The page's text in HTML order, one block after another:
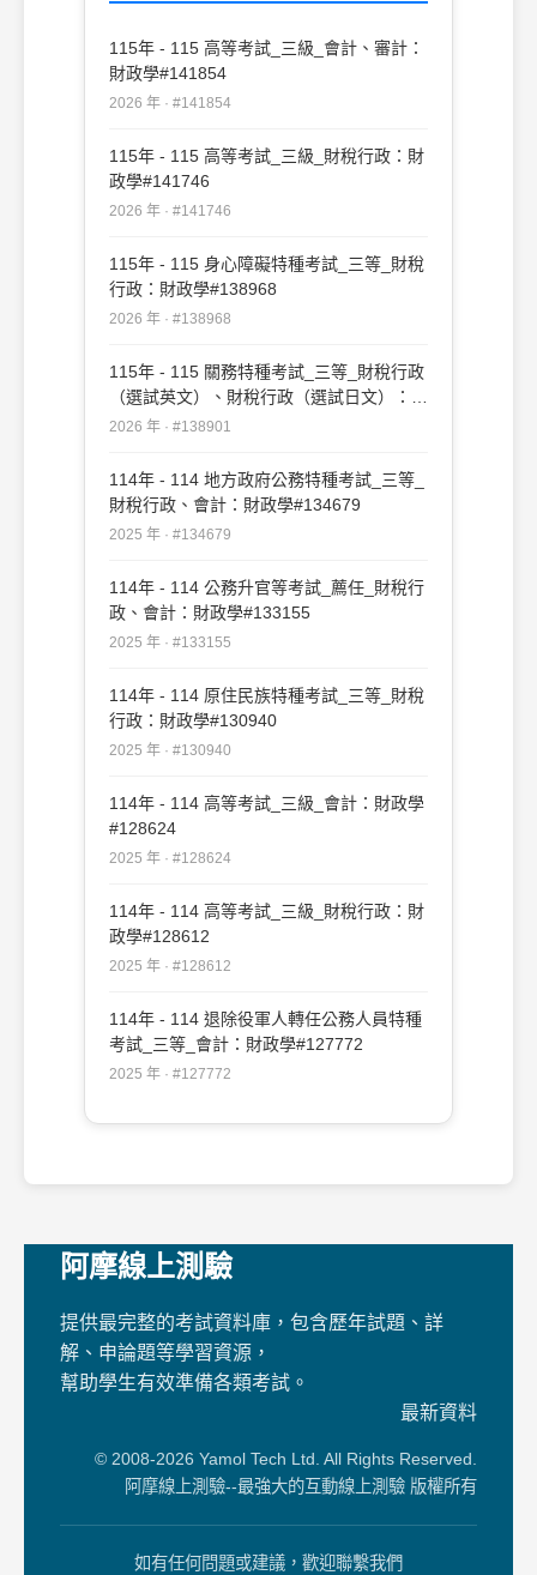
115年 - 115 高等考試_三級_會計、審計：
財政學#141854
2026 年 · #141854
115年 - 115 高等考試_三級_財稅行政：財
政學#141746
2026 年 · #141746
115年 - 115 身心障礙特種考試_三等_財稅
行政：財政學#138968
2026 年 · #138968
115年 - 115 關務特種考試_三等_財稅行政
（選試英文）、財稅行政（選試日文）：財
政學#138901
2026 年 · #138901
114年 - 114 地方政府公務特種考試_三等_
財稅行政、會計：財政學#134679
2025 年 · #134679
114年 - 114 公務升官等考試_薦任_財稅行
政、會計：財政學#133155
2025 年 · #133155
114年 - 114 原住民族特種考試_三等_財稅
行政：財政學#130940
2025 年 · #130940
114年 - 114 高等考試_三級_會計：財政學
#128624
2025 年 · #128624
114年 - 114 高等考試_三級_財稅行政：財
政學#128612
2025 年 · #128612
114年 - 114 退除役軍人轉任公務人員特種
考試_三等_會計：財政學#127772
2025 年 · #127772
阿摩線上測驗
提供最完整的考試資料庫，包含歷年試題、詳
解、申論題等學習資源，
幫助學生有效準備各類考試。
最新資料
© 2008-2026 Yamol Tech Ltd. All Rights Reserved.
阿摩線上測驗--最強大的互動線上測驗 版權所有
如有任何問題或建議，歡迎聯繫我們